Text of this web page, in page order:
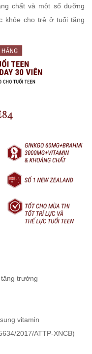
chất và một số dưỡng
khỏe cho trẻ ở tuổi tăng
trưởng
vitamin
2017/ATTP-XNCB)